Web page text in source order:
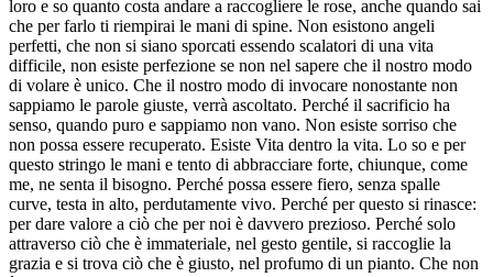
loro e so quanto costa andare a raccogliere le rose, anche quando sai
che per farlo ti riempirai le mani di spine. Non esistono angeli
perfetti, che non si siano sporcati essendo scalatori di una vita
difficile, non esiste perfezione se non nel sapere che il nostro modo
di volare è unico. Che il nostro modo di invocare nonostante non
sappiamo le parole giuste, verrà ascoltato. Perché il sacrificio ha
senso, quando puro e sappiamo non vano. Non esiste sorriso che
non possa essere recuperato. Esiste Vita dentro la vita. Lo so e per
questo stringo le mani e tento di abbracciare forte, chiunque, come
me, ne senta il bisogno. Perché possa essere fiero, senza spalle
curve, testa in alto, perdutamente vivo. Perché per questo si rinasce:
per dare valore a ciò che per noi è davvero prezioso. Perché solo
attraverso ciò che è immateriale, nel gesto gentile, si raccoglie la
grazia e si trova ciò che è giusto, nel profumo di un pianto. Che non